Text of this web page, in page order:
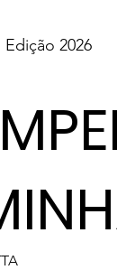
Edição 2026